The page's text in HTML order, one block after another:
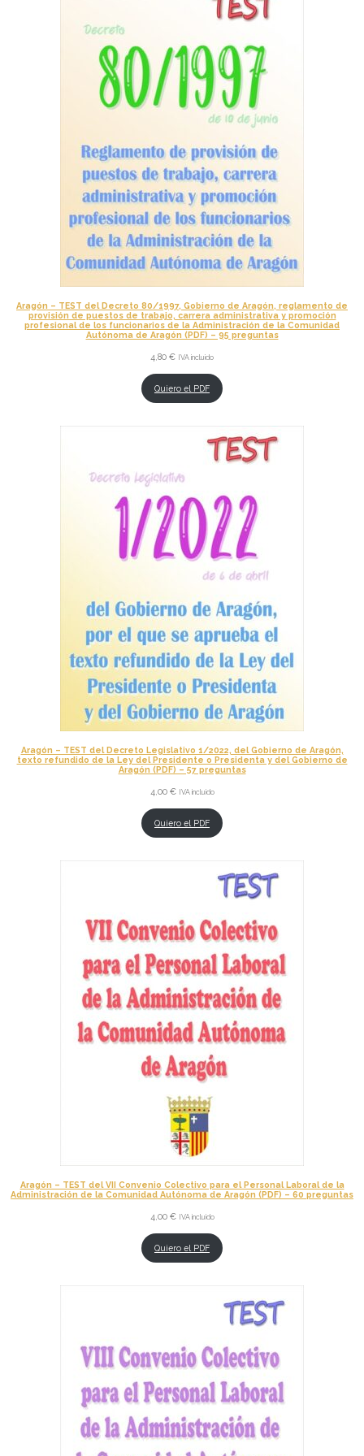
Aragón – TEST del Decreto 80/1997, Gobierno de Aragón, reglamento de
provisión de puestos de trabajo, carrera administrativa y promoción
profesional de los funcionarios de la Administración de la Comunidad
Autónoma de Aragón (PDF) – 95 preguntas
4,80 € IVA incluido
Quiero el PDF
Aragón – TEST del Decreto Legislativo 1/2022, del Gobierno de Aragón,
texto refundido de la Ley del Presidente o Presidenta y del Gobierno de
Aragón (PDF) – 57 preguntas
4,00 € IVA incluido
Quiero el PDF
Aragón – TEST del VII Convenio Colectivo para el Personal Laboral de la
Administración de la Comunidad Autónoma de Aragón (PDF) – 60 preguntas
4,00 € IVA incluido
Quiero el PDF